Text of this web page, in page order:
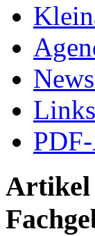
Links
Artikel